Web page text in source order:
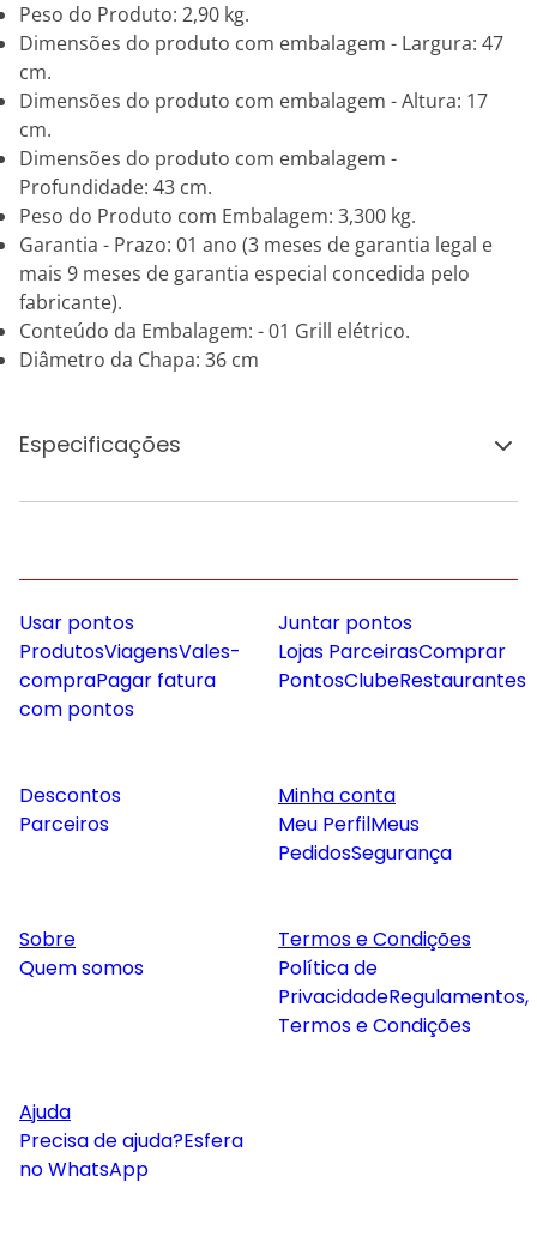
Peso do Produto: 2,90 kg.
Dimensões do produto com embalagem - Largura: 47
cm.
Dimensões do produto com embalagem - Altura: 17
cm.
Dimensões do produto com embalagem -
Profundidade: 43 cm.
Peso do Produto com Embalagem: 3,300 kg.
Garantia - Prazo: 01 ano (3 meses de garantia legal e
mais 9 meses de garantia especial concedida pelo
fabricante).
Conteúdo da Embalagem: - 01 Grill elétrico.
Diâmetro da Chapa: 36 cm
Especificações
Usar pontos
ProdutosViagensVales-
compraPagar fatura
com pontos
Juntar pontos
Lojas ParceirasComprar
PontosClubeRestaurantes
Descontos
Parceiros
Minha conta
Meu PerfilMeus
PedidosSegurança
Sobre
Quem somos
Termos e Condições
Política de
PrivacidadeRegulamentos,
Termos e Condições
Ajuda
Precisa de ajuda?Esfera
no WhatsApp